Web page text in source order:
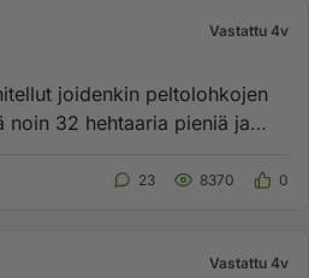
Vastattu 4v
joidenkin peltolohkojen
noin 32 hehtaaria pieniä ja
23 8370 0
Vastattu 4v